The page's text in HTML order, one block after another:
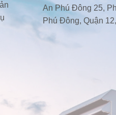
An Phú Đông 25,
Phú Đông, Quận